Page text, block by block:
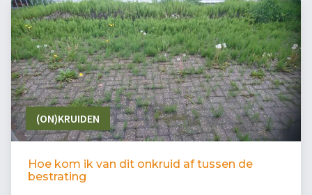
(ON)KRUIDEN
Hoe kom ik van dit onkruid af tussen de
bestrating